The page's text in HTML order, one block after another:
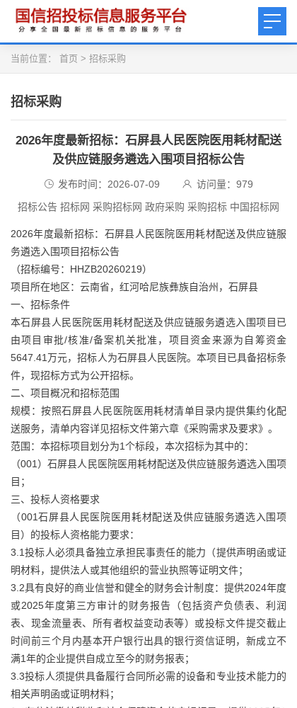
当前位置： 首页 > 招标采购
招标采购
2026年度最新招标：石屏县人民医院医用耗材配送
及供应链服务遴选入围项目招标公告
发布时间：2026-07-09 访问量： 979
招标公告 招标网 采购招标网 政府采购 采购招标 中国招标网
2026年度最新招标：石屏县人民医院医用耗材配送及供应链服
务遴选入围项目招标公告
（招标编号：HHZB20260219）
项目所在地区：云南省，红河哈尼族彝族自治州，石屏县
一、招标条件
本石屏县人民医院医用耗材配送及供应链服务遴选入围项目已
由项目审批/核准/备案机关批准，项目资金来源为自筹资金
5647.41万元，招标人为石屏县人民医院。本项目已具备招标条
件，现招标方式为公开招标。
二、项目概况和招标范围
规模：按照石屏县人民医院医用耗材清单目录内提供集约化配
送服务，清单内容详见招标文件第六章《采购需求及要求》。
范围：本招标项目划分为1个标段，本次招标为其中的：
（001）石屏县人民医院医用耗材配送及供应链服务遴选入围项
目；
三、投标人资格要求
（001石屏县人民医院医用耗材配送及供应链服务遴选入围项
目）的投标人资格能力要求：
3.1投标人必须具备独立承担民事责任的能力（提供声明函或证
明材料，提供法人或其他组织的营业执照等证明文件；
3.2具有良好的商业信誉和健全的财务会计制度：提供2024年度
或2025年度第三方审计的财务报告（包括资产负债表、利润
表、现金流量表、所有者权益变动表等）或投标文件提交截止
时间前三个月内基本开户银行出具的银行资信证明，新成立不
满1年的企业提供自成立至今的财务报表；
3.3投标人须提供具备履行合同所必需的设备和专业技术能力的
相关声明函或证明材料；